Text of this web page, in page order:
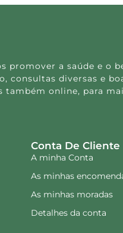
promover a saúde e o
diversas e
online, para
Conta De Cliente
A minha Conta
As minhas
As minhas moradas
Detalhes da conta